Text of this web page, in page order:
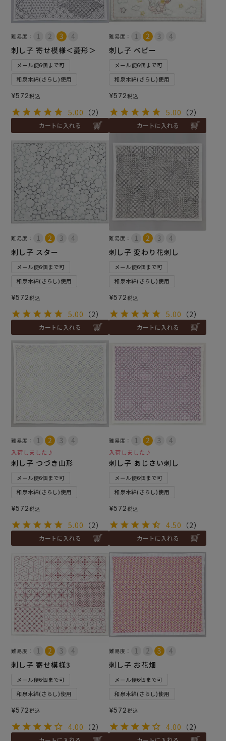
難易度：
刺し子 寄せ模様＜菱形＞
メール便6個まで可
和泉木綿(さらし)使用
¥572税込
5.00 （2）
カートに入れる
難易度：
刺し子 ベビー
メール便6個まで可
和泉木綿(さらし)使用
¥572税込
5.00 （2）
カートに入れる
難易度：
刺し子 スター
メール便6個まで可
和泉木綿(さらし)使用
¥572税込
5.00 （2）
カートに入れる
難易度：
刺し子 変わり花刺し
メール便6個まで可
和泉木綿(さらし)使用
¥572税込
5.00 （2）
カートに入れる
難易度：
入荷しました♪
刺し子 つづき山形
メール便6個まで可
和泉木綿(さらし)使用
¥572税込
5.00 （2）
カートに入れる
難易度：
入荷しました♪
刺し子 あじさい刺し
メール便6個まで可
和泉木綿(さらし)使用
¥572税込
4.50 （2）
カートに入れる
難易度：
刺し子 寄せ模様3
メール便6個まで可
和泉木綿(さらし)使用
¥572税込
4.00 （2）
難易度：
刺し子 お花畑
メール便6個まで可
和泉木綿(さらし)使用
¥572税込
4.00 （2）